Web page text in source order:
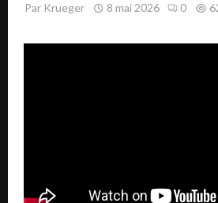
Par Krueger 8 mai 2026 0